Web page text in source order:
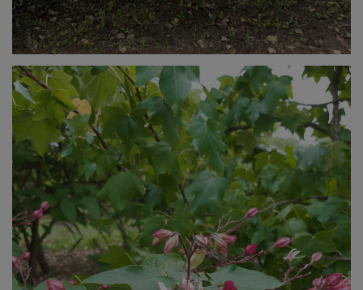
osobowych w przypadku gdy uznają Państwo,
że przetwarzanie danych osobowych narusza
przepisy ogólnego rozporządzenia o ochronie
danych osobowych z dnia 27 kwietnia 2016 r.
Państwa dane nie będą przetwarzane w sposób
zautomatyzowany oraz nie będą podlegały
profilowaniu. Zapewniamy, że dane osobowe
są przechowywane z zachowaniem wszelakiej
staranności i dbałości o ich bezpieczeństwo.